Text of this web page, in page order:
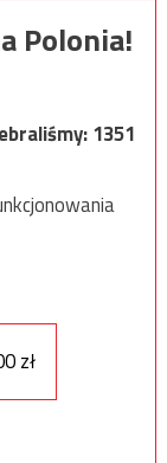
Polonia!
1351
zł